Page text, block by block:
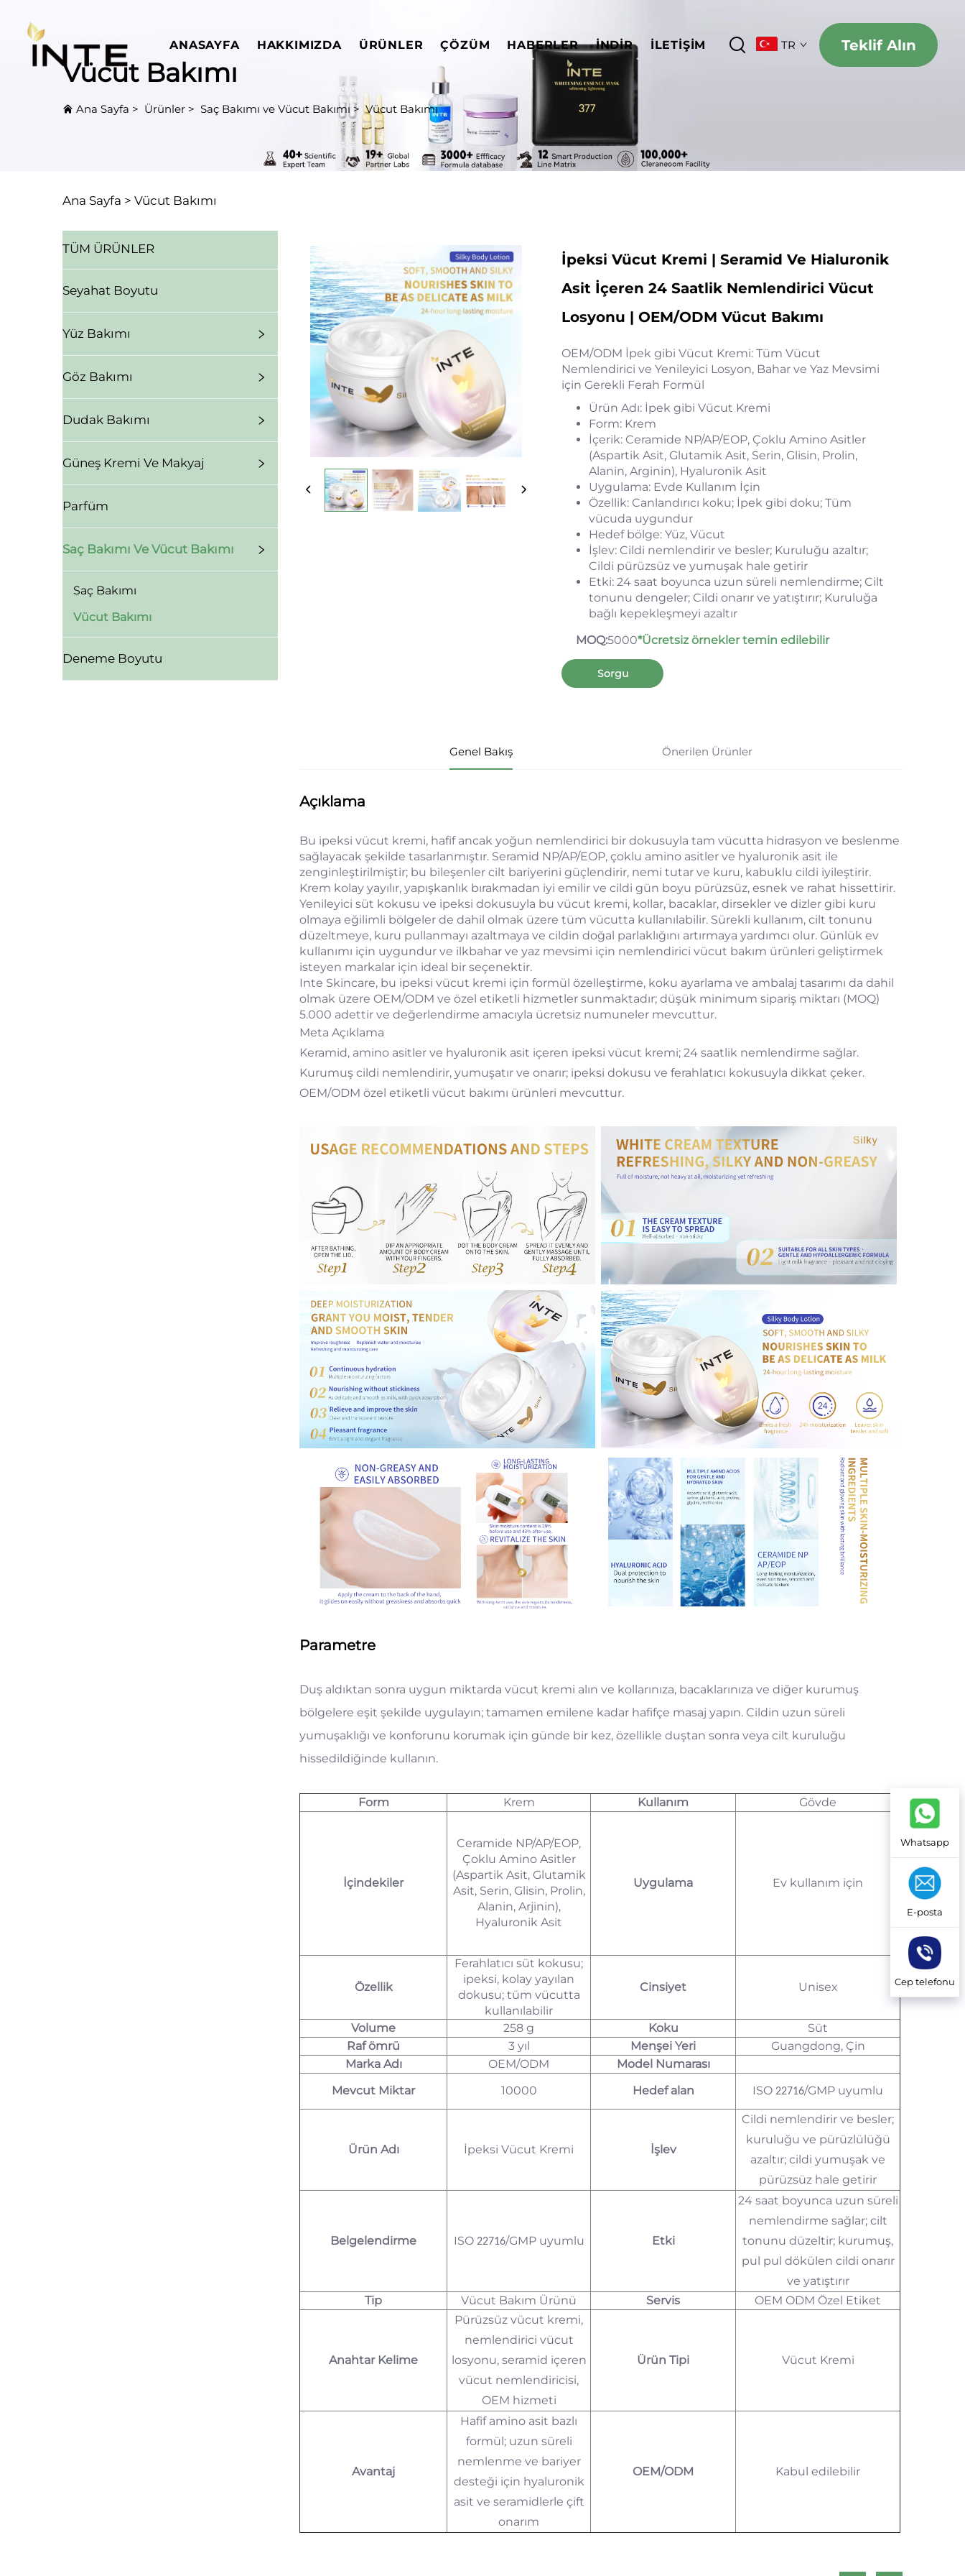
ANASAYFA HAKKIMIZDA ÜRÜNLER ÇÖZÜM HABERLER İNDIR İLETIŞIM TR Teklif Alın
Vücut Bakımı
Ana Sayfa > Ürünler > Saç Bakımı ve Vücut Bakımı >Vücut Bakımı
Ana Sayfa > Vücut Bakımı
TÜM ÜRÜNLER
Seyahat Boyutu
Yüz Bakımı
Göz Bakımı
Dudak Bakımı
Güneş Kremi Ve Makyaj
Parfüm
Saç Bakımı Ve Vücut Bakımı
Saç Bakımı
Vücut Bakımı
Deneme Boyutu
İpeksi Vücut Kremi | Seramid Ve Hialuronik
Asit İçeren 24 Saatlik Nemlendirici Vücut
Losyonu | OEM/ODM Vücut Bakımı
OEM/ODM İpek gibi Vücut Kremi: Tüm Vücut
Nemlendirici ve Yenileyici Losyon, Bahar ve Yaz Mevsimi
için Gerekli Ferah Formül
Ürün Adı: İpek gibi Vücut Kremi
Form: Krem
İçerik: Ceramide NP/AP/EOP, Çoklu Amino Asitler
(Aspartik Asit, Glutamik Asit, Serin, Glisin, Prolin,
Alanin, Arginin), Hyaluronik Asit
Uygulama: Evde Kullanım İçin
Özellik: Canlandırıcı koku; İpek gibi doku; Tüm
vücuda uygundur
Hedef bölge: Yüz, Vücut
İşlev: Cildi nemlendirir ve besler; Kuruluğu azaltır;
Cildi pürüzsüz ve yumuşak hale getirir
Etki: 24 saat boyunca uzun süreli nemlendirme; Cilt
tonunu dengeler; Cildi onarır ve yatıştırır; Kuruluğa
bağlı kepekleşmeyi azaltır
MOQ:5000*Ücretsiz örnekler temin edilebilir
Sorgu
Genel Bakış Önerilen Ürünler
Açıklama
Bu ipeksi vücut kremi, hafif ancak yoğun nemlendirici bir dokusuyla tam vücutta hidrasyon ve beslenme
sağlayacak şekilde tasarlanmıştır. Seramid NP/AP/EOP, çoklu amino asitler ve hyaluronik asit ile
zenginleştirilmiştir; bu bileşenler cilt bariyerini güçlendirir, nemi tutar ve kuru, kabuklu cildi iyileştirir.
Krem kolay yayılır, yapışkanlık bırakmadan iyi emilir ve cildi gün boyu pürüzsüz, esnek ve rahat hissettirir.
Yenileyici süt kokusu ve ipeksi dokusuyla bu vücut kremi, kollar, bacaklar, dirsekler ve dizler gibi kuru
olmaya eğilimli bölgeler de dahil olmak üzere tüm vücutta kullanılabilir. Sürekli kullanım, cilt tonunu
düzeltmeye, kuru pullanmayı azaltmaya ve cildin doğal parlaklığını artırmaya yardımcı olur. Günlük ev
kullanımı için uygundur ve ilkbahar ve yaz mevsimi için nemlendirici vücut bakım ürünleri geliştirmek
isteyen markalar için ideal bir seçenektir.
Inte Skincare, bu ipeksi vücut kremi için formül özelleştirme, koku ayarlama ve ambalaj tasarımı da dahil
olmak üzere OEM/ODM ve özel etiketli hizmetler sunmaktadır; düşük minimum sipariş miktarı (MOQ)
5.000 adettir ve değerlendirme amacıyla ücretsiz numuneler mevcuttur.
Meta Açıklama
Keramid, amino asitler ve hyaluronik asit içeren ipeksi vücut kremi; 24 saatlik nemlendirme sağlar.
Kurumuş cildi nemlendirir, yumuşatır ve onarır; ipeksi dokusu ve ferahlatıcı kokusuyla dikkat çeker.
OEM/ODM özel etiketli vücut bakımı ürünleri mevcuttur.
Parametre
Duş aldıktan sonra uygun miktarda vücut kremi alın ve kollarınıza, bacaklarınıza ve diğer kurumuş
bölgelere eşit şekilde uygulayın; tamamen emilene kadar hafifçe masaj yapın. Cildin uzun süreli
yumuşaklığı ve konforunu korumak için günde bir kez, özellikle duştan sonra veya cilt kuruluğu
hissedildiğinde kullanın.
Form Krem Kullanım Gövde
İçindekiler
Ceramide NP/AP/EOP,
Çoklu Amino Asitler
(Aspartik Asit, Glutamik
Asit, Serin, Glisin, Prolin,
Alanin, Arjinin),
Hyaluronik Asit
Uygulama Ev kullanım için
Özellik
Ferahlatıcı süt kokusu;
ipeksi, kolay yayılan
dokusu; tüm vücutta
kullanılabilir
Cinsiyet Unisex
Volume 258 g Koku
Süt
Raf ömrü
3 yıl Menşei Yeri
Guangdong, Çin
Marka Adı
OEM/ODM
Model Numarası
Mevcut Miktar
10000 Hedef alan ISO 22716/GMP uyumlu
Ürün Adı İpeksi Vücut Kremi İşlev
Cildi nemlendirir ve besler;
kuruluğu ve pürüzlülüğü
azaltır; cildi yumuşak ve
pürüzsüz hale getirir
Belgelendirme ISO 22716/GMP uyumlu Etki
24 saat boyunca uzun süreli
nemlendirme sağlar; cilt
tonunu düzeltir; kurumuş,
pul pul dökülen cildi onarır
ve yatıştırır
Tip
Vücut Bakım Ürünü Servis OEM ODM Özel Etiket
Anahtar Kelime
Pürüzsüz vücut kremi,
nemlendirici vücut
losyonu, seramid içeren
vücut nemlendiricisi,
OEM hizmeti
Ürün Tipi Vücut Kremi
Avantaj
Hafif amino asit bazlı
formül; uzun süreli
nemlenme ve bariyer
desteği için hyaluronik
asit ve seramidlerle çift
onarım
OEM/ODM Kabul edilebilir
Whatsapp
E-posta
Cep telefonu